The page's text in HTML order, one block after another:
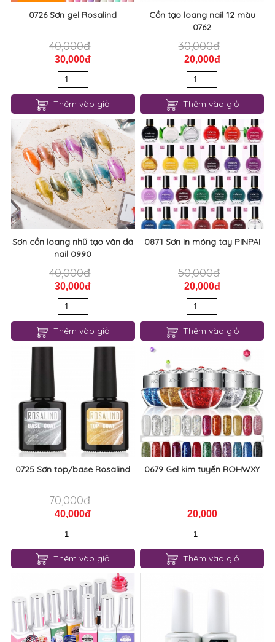
0726 Sơn gel Rosalind
40,000đ
30,000đ
Thêm vào giỏ
Cồn tạo loang nail 12 màu
0762
30,000đ
20,000đ
Thêm vào giỏ
Sơn cồn loang nhũ tạo vân đá
nail 0990
40,000đ
30,000đ
Thêm vào giỏ
0871 Sơn in móng tay PINPAI
50,000đ
20,000đ
Thêm vào giỏ
0725 Sơn top/base Rosalind
70,000đ
40,000đ
Thêm vào giỏ
0679 Gel kim tuyến ROHWXY
20,000
Thêm vào giỏ